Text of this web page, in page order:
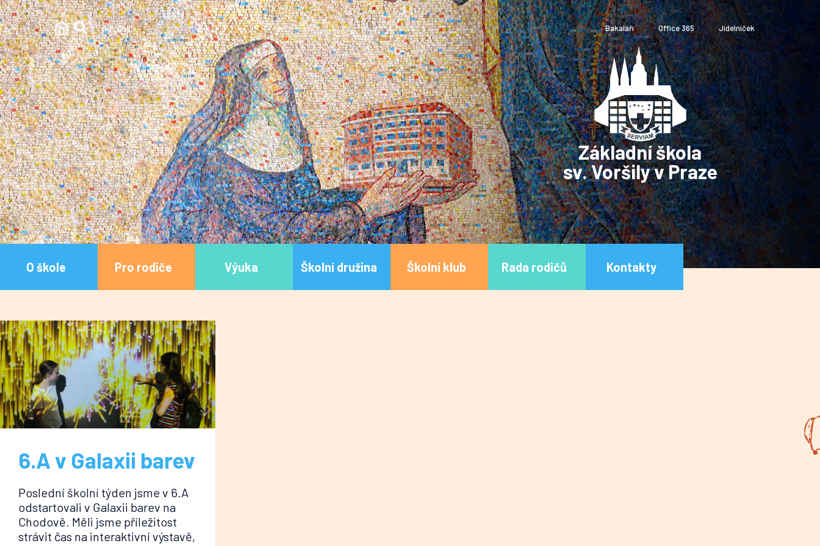
Bakaláři Office 365 Jídelníček
Základní škola
sv. Voršily v Praze
O škole Pro rodiče Výuka Školní družina Školní klub Rada rodičů Kontakty
6.A v Galaxii barev
Poslední školní týden jsme v 6.A
odstartovali v Galaxii barev na
Chodově. Měli jsme příležitost
strávit čas na interaktivní výstavě,